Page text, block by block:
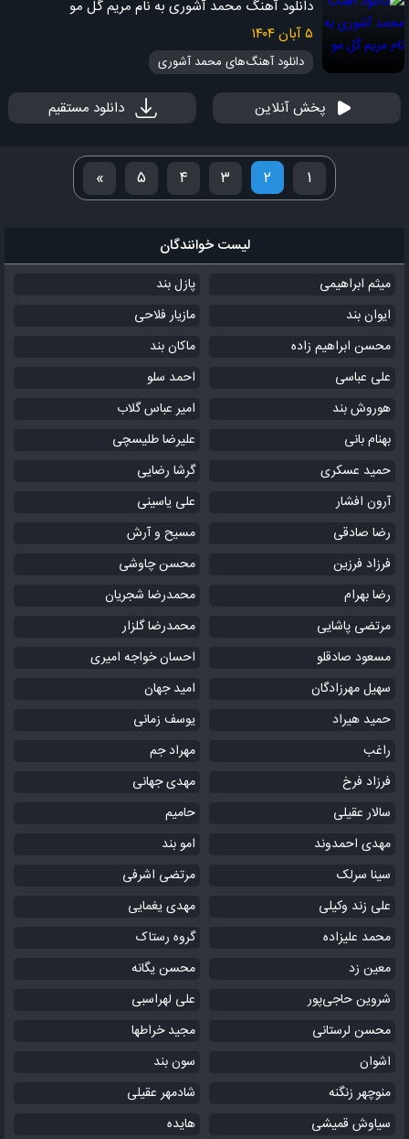
دانلود آهنگ محمد آشوری به نام مریم گل مو
۵ آبان ۱۴۰۴
دانلود آهنگ‌های محمد آشوری
پخش آنلاین دانلود مستقیم
۱ ۲ ۳ ۴ ۵ »
لیست خوانندگان
میثم ابراهیمی
پازل بند
ایوان بند
مازیار فلاحی
محسن ابراهیم زاده
ماکان بند
علی عباسی
احمد سلو
هوروش بند
امیر عباس گلاب
بهنام بانی
علیرضا طلیسچی
حمید عسکری
گرشا رضایی
آرون افشار
علی یاسینی
رضا صادقی
مسیح و آرش
فرزاد فرزین
محسن چاوشی
رضا بهرام
محمدرضا شجریان
مرتضی پاشایی
محمدرضا گلزار
مسعود صادقلو
احسان خواجه امیری
سهیل مهرزادگان
امید جهان
حمید هیراد
یوسف زمانی
راغب
مهراد جم
فرزاد فرخ
مهدی جهانی
سالار عقیلی
حامیم
مهدی احمدوند
امو بند
سینا سرلک
مرتضی اشرفی
علی زند وکیلی
مهدی یغمایی
محمد علیزاده
گروه رستاک
معین زد
محسن یگانه
شروین حاجی‌پور
علی لهراسبی
محسن لرستانی
مجید خراطها
اشوان
سون بند
منوچهر زنگنه
شادمهر عقیلی
سیاوش قمیشی
هایده